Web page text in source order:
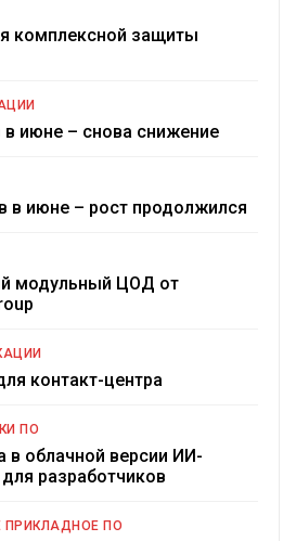
комплексной защиты
июне – снова снижение
в июне – рост продолжился
модульный ЦОД от
контакт-центра
ПО
в облачной версии ИИ-
разработчиков
ПО